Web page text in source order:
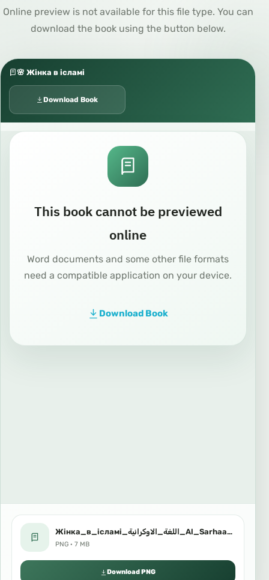
Online preview is not available for this file type. You can
download the book using the button below.
🌸 Жінка в ісламі
Download Book
This book cannot be previewed
online
Word documents and some other file formats
need a compatible application on your device.
Download Book
Жінка_в_ісламі_اللغة_الاوكرانية_Al_Sarhaan.png
PNG · 7 MB
Download PNG